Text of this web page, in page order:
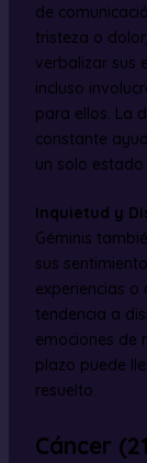
de
tristeza o
verbalizar sus
incluso
para ellos. La
constante
un solo estado
Inquietud y
Géminis
sus
experiencias o
tendencia a
emociones de
plazo puede
resuelto.
Cáncer